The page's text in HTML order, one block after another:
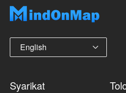
English
Syarikat